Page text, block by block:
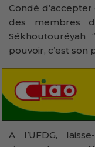
Condé
des membres
Sékhoutouréyah
pouvoir, c’est son
A l’UFDG,